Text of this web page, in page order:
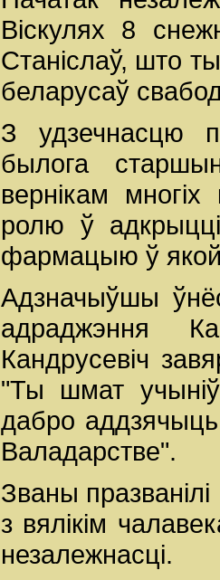
Віскулях 8
Станіслаў, што
беларусаў
З удзечнасцю
былога
вернікам
ролю ў
фармацыю ў якой
Адзначыўшы
адраджэння
Кандрусевіч
"Ты шмат
дабро
Валадарстве".
Званы
з вялікім
незалежнасці.